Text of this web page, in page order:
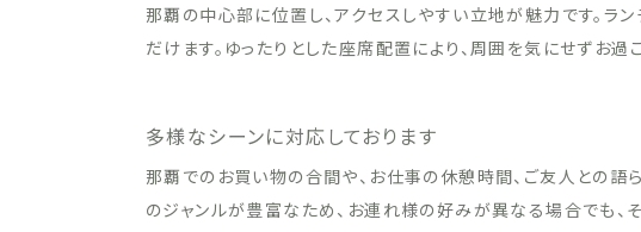
那覇の中心部に位置し、アクセスしやすい立地が魅力です。ラ
だけます。ゆったりとした座席配置により、周囲を気にせずお過
多様なシーンに対応しております
那覇でのお買い物の合間や、お仕事の休憩時間、ご友人との語
のジャンルが豊富なため、お連れ様の好みが異なる場合でも、